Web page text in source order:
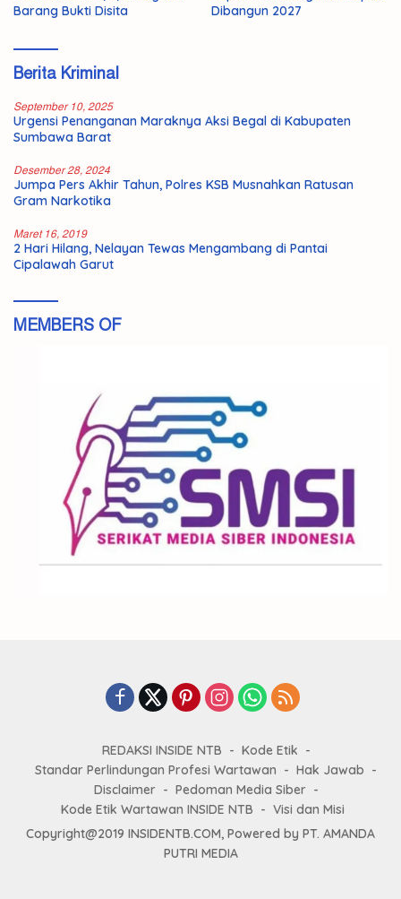
Dibangun 2027
Masyarakat KSB
Berita Kriminal
September 10, 2025
Urgensi Penanganan Maraknya Aksi Begal di Kabupaten
Sumbawa Barat
Desember 28, 2024
Jumpa Pers Akhir Tahun, Polres KSB Musnahkan Ratusan
Gram Narkotika
Maret 16, 2019
2 Hari Hilang, Nelayan Tewas Mengambang di Pantai
Cipalawah Garut
MEMBERS OF
REDAKSI INSIDE NTB
Kode Etik
Standar Perlindungan Profesi Wartawan
Hak Jawab
Disclaimer
Pedoman Media Siber
Kode Etik Wartawan INSIDE NTB
Visi dan Misi
Copyright@2019 INSIDENTB.COM, Powered by PT. AMANDA
PUTRI MEDIA